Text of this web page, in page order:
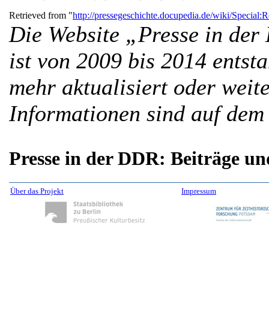
Retrieved from "http://pressegeschichte.docupedia.de/wiki/
Die Website „Presse in
ist von 2009 bis 2014
mehr aktualisiert oder
Informationen sind auf
Presse in der DDR: Beiträge
Über das Projekt Impressum